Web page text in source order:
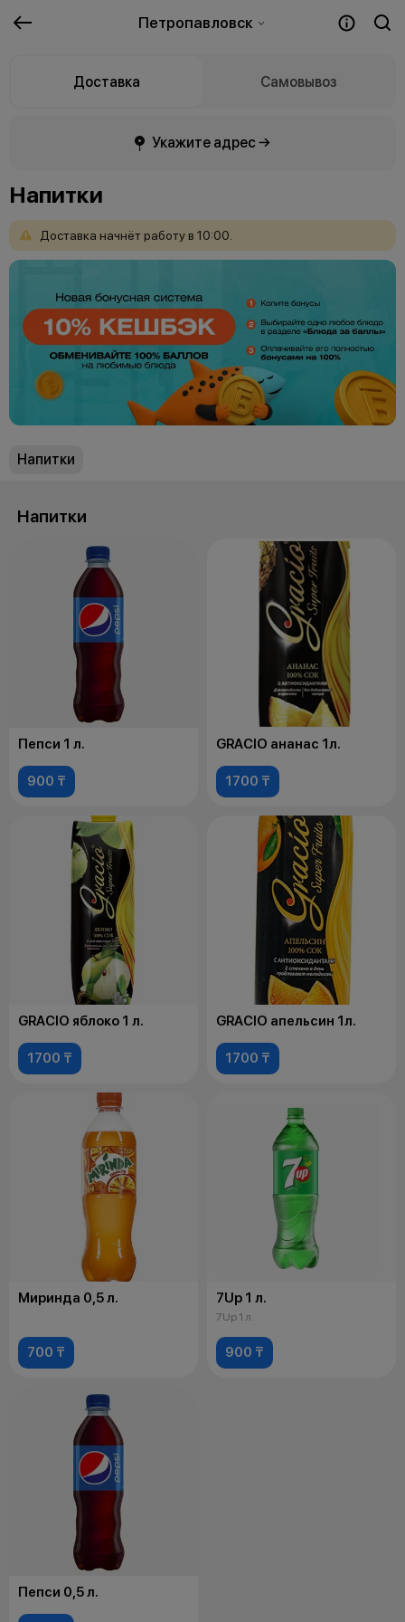
Петропавловск
Доставка Самовывоз
Укажите адрес →
Напитки
Доставка начнёт работу в 10:00.
Напитки
Напитки
Пепси 1 л.
900 ₸
GRACIO ананас 1л.
1700 ₸
GRACIO яблоко 1 л.
1700 ₸
GRACIO апельсин 1л.
1700 ₸
Миринда 0,5 л.
700 ₸
7Up 1 л.
7Up 1 л.
900 ₸
Пепси 0,5 л.